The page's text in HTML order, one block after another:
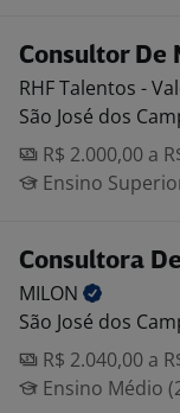
Consultor De
RHF Talentos -
São José dos
R$ 2.000,00 a
Ensino
Consultora
MILON
São José dos
R$ 2.040,00 a
Ensino Médio